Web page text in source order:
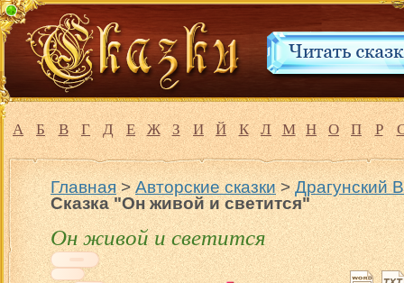
А Б В Г Д Е Ж З И Й К Л М Н О П Р
Главная>Авторские сказки>Драгунский
Сказка "Он живой и светится"
Он живой и светится